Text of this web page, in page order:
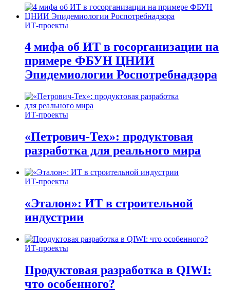
ИТ-проекты
4 мифа об ИТ в госорганизации на
примере ФБУН ЦНИИ
Эпидемиологии Роспотребнадзора
ИТ-проекты
«Петрович-Тех»: продуктовая
разработка для реального мира
ИТ-проекты
«Эталон»: ИТ в строительной
индустрии
ИТ-проекты
Продуктовая разработка в QIWI:
что особенного?